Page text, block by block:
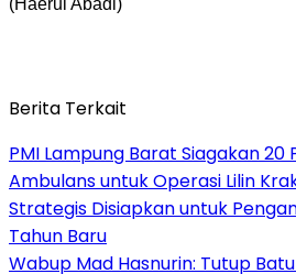
Berita Terkait
PMI Lampung Barat Siagakan 20
Ambulans untuk Operasi Lilin
Strategis Disiapkan untuk
Tahun Baru
Wabup Mad Hasnurin: Tutup